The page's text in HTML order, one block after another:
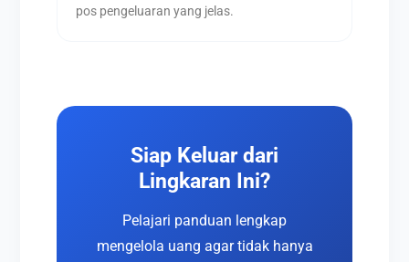
pos pengeluaran yang jelas.
Siap Keluar dari
Lingkaran Ini?
Pelajari panduan lengkap
mengelola uang agar tidak hanya